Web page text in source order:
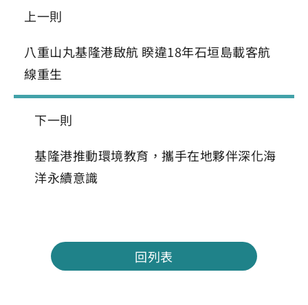
上一則
八重山丸基隆港啟航 睽違18年石垣島載客航
線重生
下一則
基隆港推動環境教育，攜手在地夥伴深化海
洋永續意識
回列表